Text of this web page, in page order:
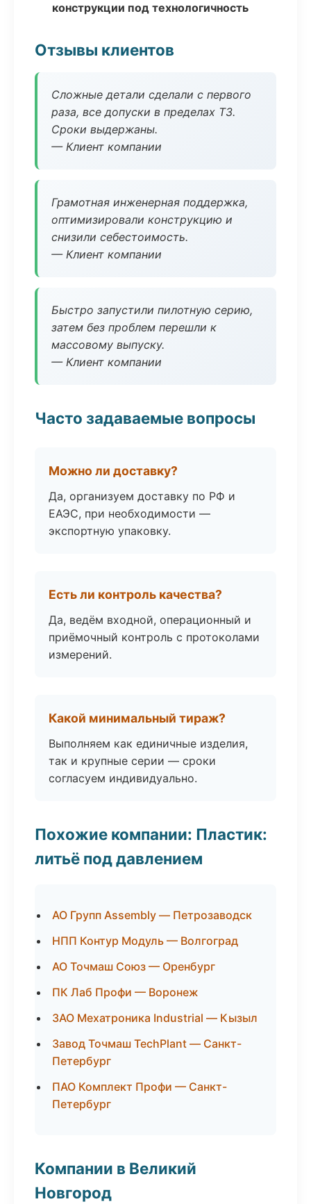
конструкции под технологичность
Отзывы клиентов
Сложные детали сделали с первого
раза, все допуски в пределах ТЗ.
Сроки выдержаны.
— Клиент компании
Грамотная инженерная поддержка,
оптимизировали конструкцию и
снизили себестоимость.
— Клиент компании
Быстро запустили пилотную серию,
затем без проблем перешли к
массовому выпуску.
— Клиент компании
Часто задаваемые вопросы
Можно ли доставку?
Да, организуем доставку по РФ и
ЕАЭС, при необходимости —
экспортную упаковку.
Есть ли контроль качества?
Да, ведём входной, операционный и
приёмочный контроль с протоколами
измерений.
Какой минимальный тираж?
Выполняем как единичные изделия,
так и крупные серии — сроки
согласуем индивидуально.
Похожие компании: Пластик:
литьё под давлением
АО Групп Assembly — Петрозаводск
НПП Контур Модуль — Волгоград
АО Точмаш Союз — Оренбург
ПК Лаб Профи — Воронеж
ЗАО Мехатроника Industrial — Кызыл
Завод Точмаш TechPlant — Санкт-
Петербург
ПАО Комплект Профи — Санкт-
Петербург
Компании в Великий
Новгород